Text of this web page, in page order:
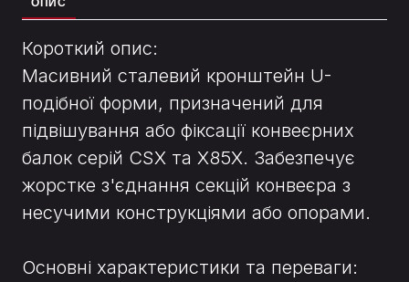
ОПИС
Короткий опис:
Масивний сталевий кронштейн U-
подібної форми, призначений для
підвішування або фіксації конвеєрних
балок серій CSX та X85X. Забезпечує
жорстке з'єднання секцій конвеєра з
несучими конструкціями або опорами.
Основні характеристики та переваги: